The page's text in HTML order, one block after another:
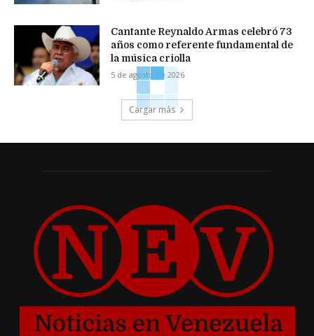
Cantante Reynaldo Armas celebró 73
años como referente fundamental de
la música criolla
5 de agosto de 2026
Cargar más